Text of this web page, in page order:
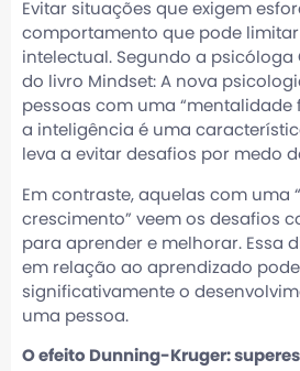
Evitar situações que exigem
comportamento que pode
intelectual. Segundo a psicóloga
do livro Mindset: A nova
pessoas com uma “mentalidade
a inteligência é uma
leva a evitar desafios por medo
Em contraste, aquelas com uma
crescimento” veem os desafios
para aprender e melhorar. Essa
em relação ao aprendizado
significativamente o
uma pessoa.
O efeito Dunning-Kruger: